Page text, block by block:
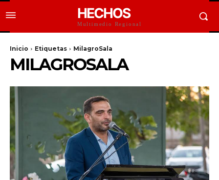
HECHOS
Multimedio Regional
Inicio Etiquetas MilagroSala
MILAGROSALA